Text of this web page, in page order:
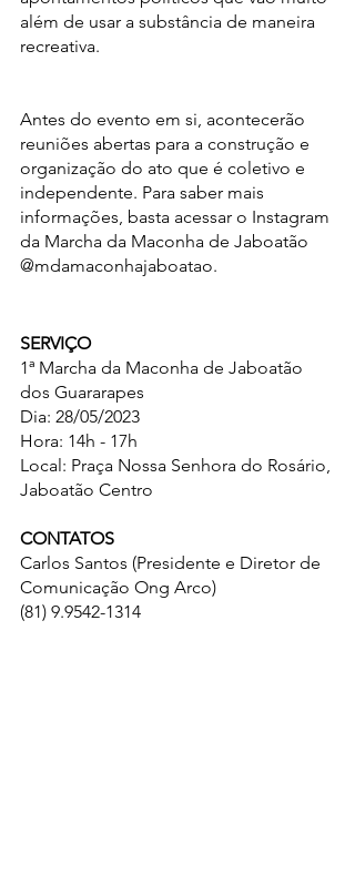
além de usar a substância de maneira
recreativa.
Antes do evento em si, acontecerão
reuniões abertas para a construção e
organização do ato que é coletivo e
independente. Para saber mais
informações, basta acessar o Instagram
da Marcha da Maconha de Jaboatão
@mdamaconhajaboatao.
SERVIÇO
1ª Marcha da Maconha de Jaboatão
dos Guararapes
Dia: 28/05/2023
Hora: 14h - 17h
Local: Praça Nossa Senhora do Rosário,
Jaboatão Centro
CONTATOS
Carlos Santos (Presidente e Diretor de
Comunicação Ong Arco)
(81) 9.9542-1314